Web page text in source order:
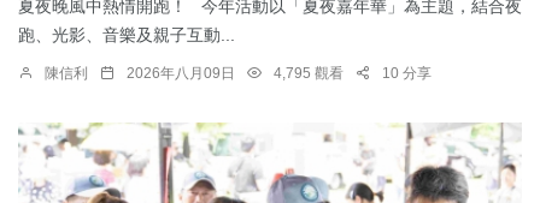
夏夜晚風中熱情開跑！ 今年活動以「夏夜嘉年華」為主題，結合夜
跑、光影、音樂及親子互動...
陳信利 2026年八月09日 4,795 觀看 10 分享